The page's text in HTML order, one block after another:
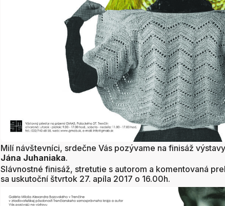
Milí návštevníci, srdečne Vás pozývame na finisáž výstavy
Jána Juhaniaka.
Slávnostné finisáž, stretutie s autorom a komentovaná
sa uskutoční štvrtok 27. apíla 2017 o 16.00h.